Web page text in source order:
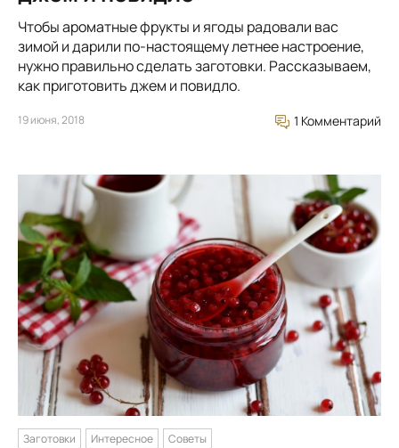
Чтобы ароматные фрукты и ягоды радовали вас
зимой и дарили по-настоящему летнее настроение,
нужно правильно сделать заготовки. Рассказываем,
как приготовить джем и повидло.
19 июня, 2018 1 Комментарий
Заготовки Интересное Советы